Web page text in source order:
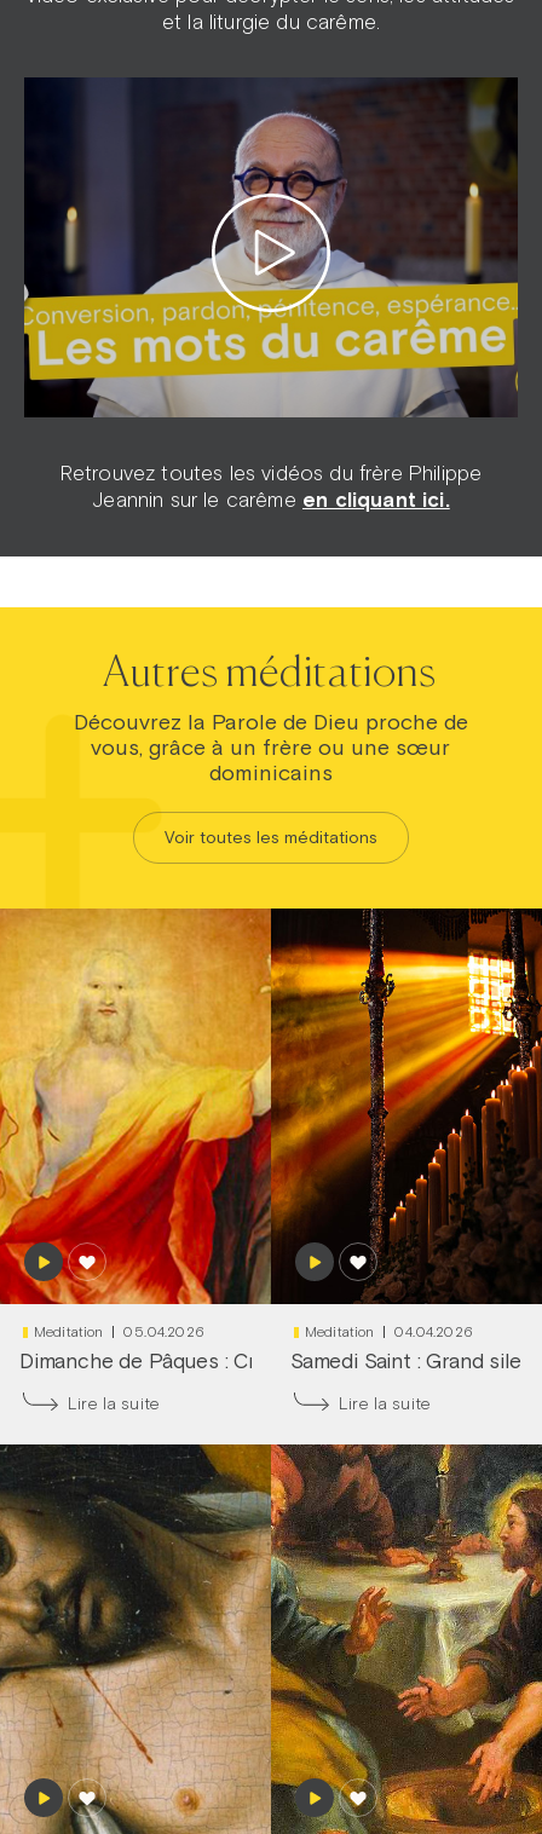
et la liturgie du carême.
Retrouvez toutes les vidéos du frère Philippe
Jeannin sur le carême en cliquant ici.
Autres méditations
Découvrez la Parole de Dieu proche de
vous, grâce à un frère ou une sœur
dominicains
Voir toutes les méditations
Meditation 05.04.2026
Dimanche de Pâques : Cri du cœur ! | Frère François-
Lire la suite
Meditation 04.04.2026
Samedi Saint : Grand
Lire la suite